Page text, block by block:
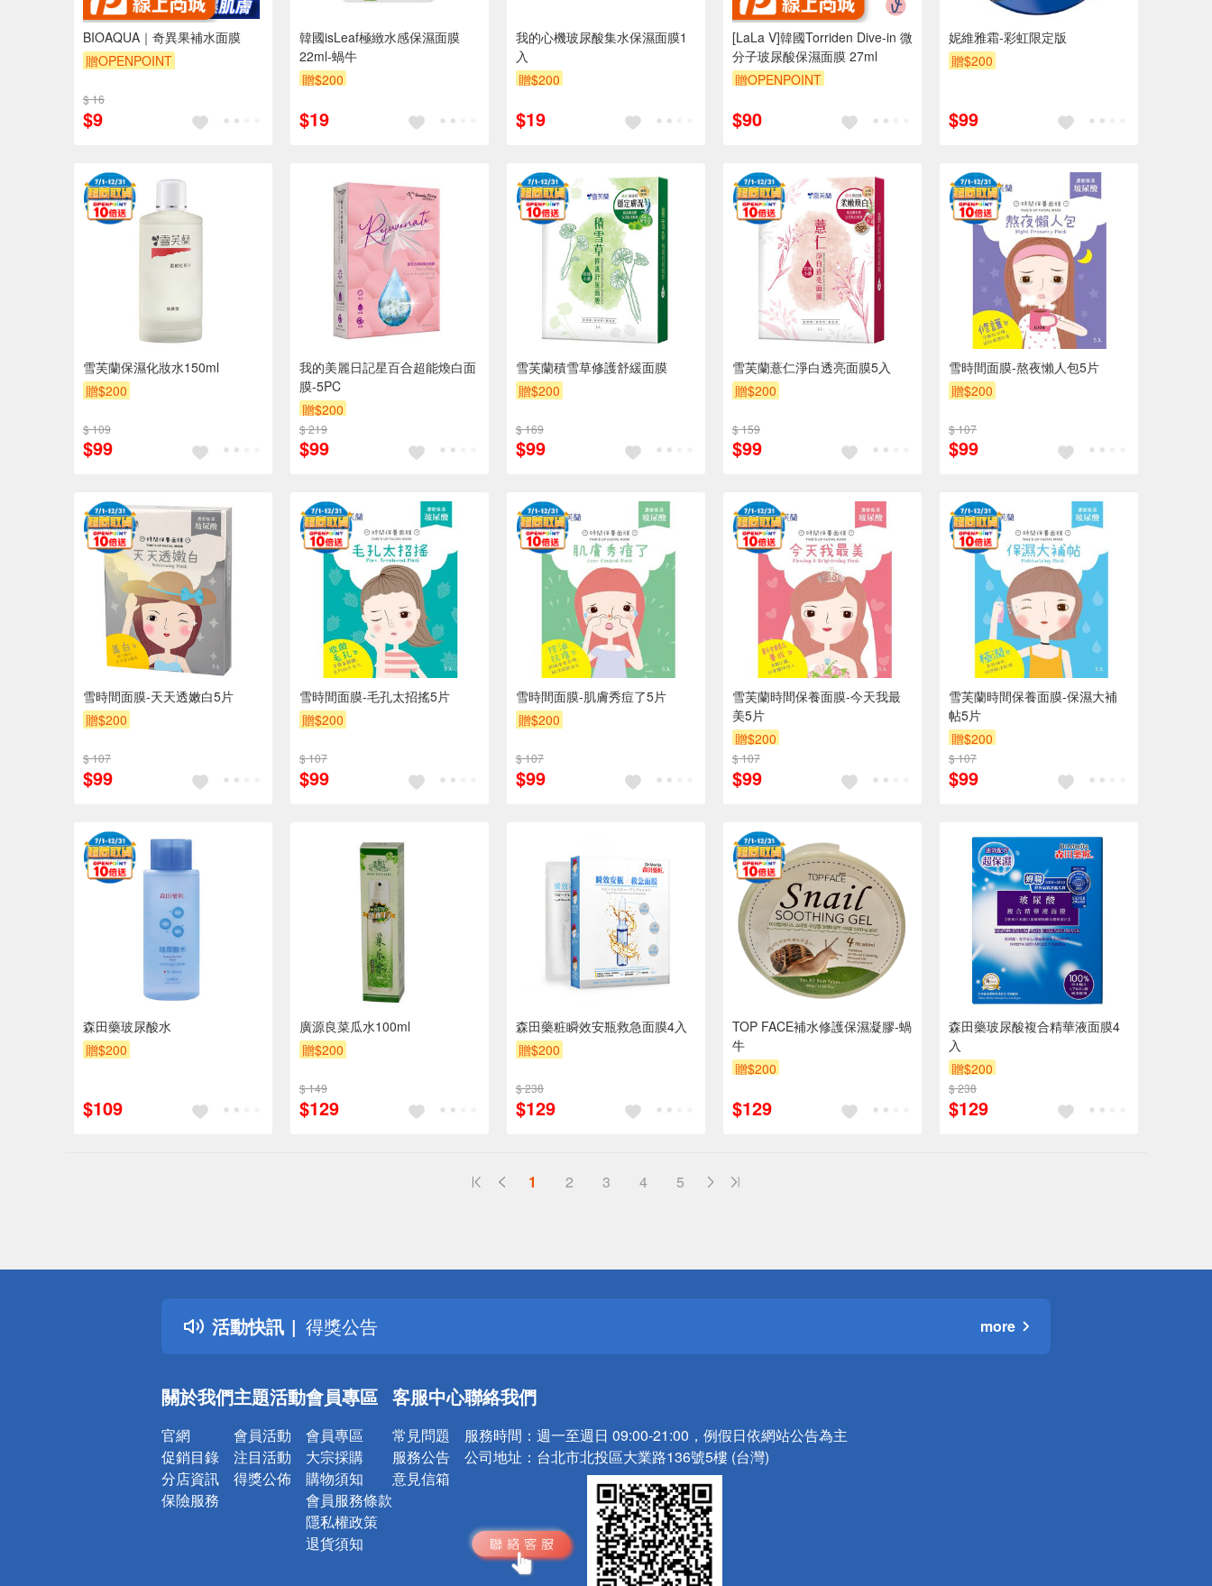
BIOAQUA｜奇異果補水面膜
贈OPENPOINT
$ 16
$9
韓國isLeaf極緻水感保濕面膜
22ml-蝸牛
贈$200
$19
我的心機玻尿酸集水保濕面膜1
入
贈$200
$19
[LaLa V]韓國Torriden Dive-in 微
分子玻尿酸保濕面膜 27ml
贈OPENPOINT
$90
妮維雅霜-彩虹限定版
贈$200
$99
雪芙蘭保濕化妝水150ml
贈$200
$ 109
$99
我的美麗日記星百合超能煥白面
膜-5PC
贈$200
$ 219
$99
雪芙蘭積雪草修護舒緩面膜
贈$200
$ 169
$99
雪芙蘭薏仁淨白透亮面膜5入
贈$200
$ 159
$99
雪時間面膜-熬夜懶人包5片
贈$200
$ 107
$99
雪時間面膜-天天透嫩白5片
贈$200
$ 107
$99
雪時間面膜-毛孔太招搖5片
贈$200
$ 107
$99
雪時間面膜-肌膚秀痘了5片
贈$200
$ 107
$99
雪芙蘭時間保養面膜-今天我最
美5片
贈$200
$ 107
$99
雪芙蘭時間保養面膜-保濕大補
帖5片
贈$200
$ 107
$99
森田藥玻尿酸水
贈$200
$109
廣源良菜瓜水100ml
贈$200
$ 149
$129
森田藥粧瞬效安瓶救急面膜4入
贈$200
$ 238
$129
TOP FACE補水修護保濕凝膠-蝸
牛
贈$200
$129
森田藥玻尿酸複合精華液面膜4
入
贈$200
$ 238
$129
1 2 3 4 5
活動快訊
詐騙網頁！請小心！
得獎公告
熱門話題
銀行優惠
詐騙網頁！請小心！
more
關於我們
官網
促銷目錄
分店資訊
保險服務
主題活動
會員活動
注目活動
得獎公佈
會員專區
會員專區
大宗採購
購物須知
會員服務條款
隱私權政策
退貨須知
客服中心
常見問題
服務公告
意見信箱
聯絡我們
服務時間： 週一至週日 09:00-21:00，例假日依網站公告為主
公司地址： 台北市北投區大業路136號5樓 (台灣)